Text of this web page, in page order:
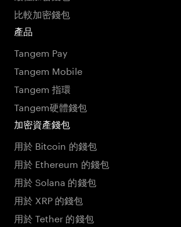
比較加密錢包
產品
Tangem Pay
Tangem Mobile
Tangem 指環
Tangem硬體錢包
加密資產錢包
用於 Bitcoin 的錢包
用於 Ethereum 的錢包
用於 Solana 的錢包
用於 XRP 的錢包
用於 Tether 的錢包